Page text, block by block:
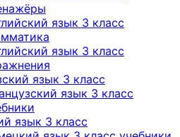
язык 3 класс
язык 3 класс
язык 3 класс
язык 3 класс
язык 3 класс